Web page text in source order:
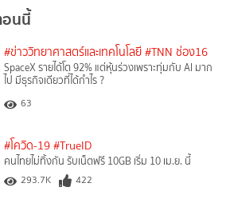
นนี้
#ข่าววิทยาศาสตร์และเทคโนโลยี #TNN ช่อง16
SpaceX รายได้โต 92% แต่หุ้นร่วงเพราะทุ่มกับ AI มาก
ไป มีธุรกิจเดียวที่ได้กำไร ?
63
#โควิด-19 #TrueID
คนไทยไม่ทิ้งกัน รับเน็ตฟรี 10GB เริ่ม 10 เม.ย. นี้
293.7K 422